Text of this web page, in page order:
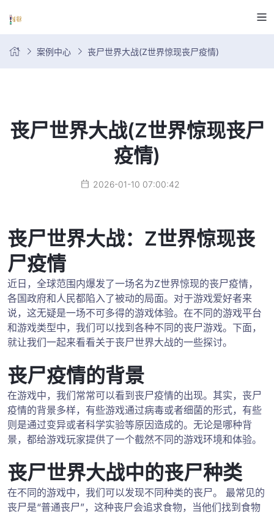
案例中心 丧尸世界大战(Z世界惊现丧尸疫情)
丧尸世界大战(Z世界惊现丧尸
疫情)
2026-01-10 07:00:42
丧尸世界大战：Z世界惊现丧
尸疫情
近日，全球范围内爆发了一场名为Z世界惊现的丧尸疫情，
各国政府和人民都陷入了被动的局面。对于游戏爱好者来
说，这无疑是一场不可多得的游戏体验。在不同的游戏平台
和游戏类型中，我们可以找到各种不同的丧尸游戏。下面，
就让我们一起来看看关于丧尸世界大战的一些探讨。
丧尸疫情的背景
在游戏中，我们常常可以看到丧尸疫情的出现。其实，丧尸
疫情的背景多样，有些游戏通过病毒或者细菌的形式，有些
则是通过变异或者科学实验等原因造成的。无论是哪种背
景，都给游戏玩家提供了一个截然不同的游戏环境和体验。
丧尸世界大战中的丧尸种类
在不同的游戏中，我们可以发现不同种类的丧尸。 最常见的
丧尸是“普通丧尸”，这种丧尸会追求食物，当他们找到食物